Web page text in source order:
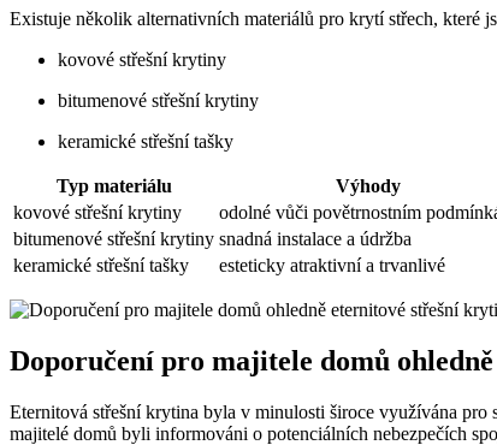
Existuje několik alternativních materiálů pro krytí střech, které
kovové střešní krytiny
bitumenové střešní krytiny
keramické střešní tašky
Typ materiálu
Výhody
kovové střešní krytiny
odolné vůči povětrnostním
bitumenové střešní krytiny snadná instalace a údržba
keramické střešní tašky
esteticky atraktivní a trvanlivé
Doporučení pro majitele domů
Eternitová střešní krytina byla v minulosti široce využívána
majitelé domů byli informováni o potenciálních nebezpečích